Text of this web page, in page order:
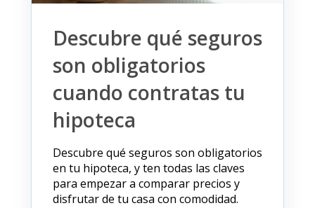
Descubre qué seguros
son obligatorios
cuando contratas tu
hipoteca
Descubre qué seguros son obligatorios
en tu hipoteca, y ten todas las claves
para empezar a comparar precios y
disfrutar de tu casa con comodidad.